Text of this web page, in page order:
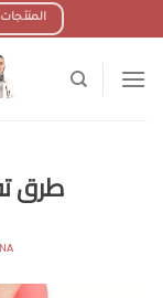
to
المنتجات
طرق